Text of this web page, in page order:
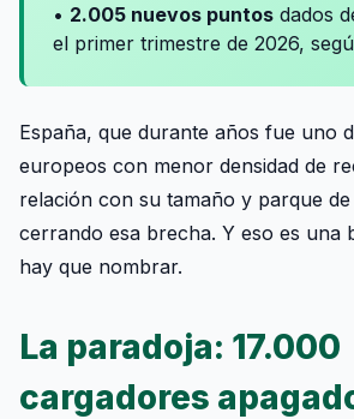
• 2.005 nuevos puntos dados
el primer trimestre de 2026,
España, que durante años fue uno
europeos con menor densidad de
relación con su tamaño y parque
cerrando esa brecha. Y eso es una
hay que nombrar.
La paradoja: 17.000
cargadores